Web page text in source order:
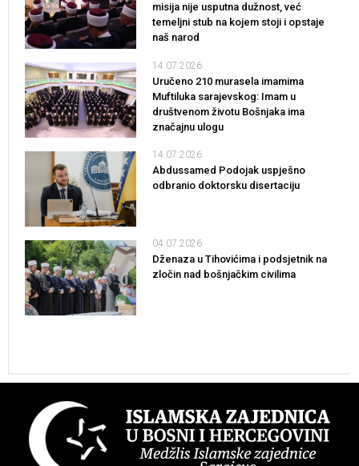
misija nije usputna dužnost, već
temeljni stub na kojem stoji i opstaje
naš narod
14.07.2026
Uručeno 210 murasela imamima
Muftiluka sarajevskog: Imam u
društvenom životu Bošnjaka ima
značajnu ulogu
14.07.2026
Abdussamed Podojak uspješno
odbranio doktorsku disertaciju
04.07.2026
Dženaza u Tihovićima i podsjetnik na
zločin nad bošnjačkim civilima